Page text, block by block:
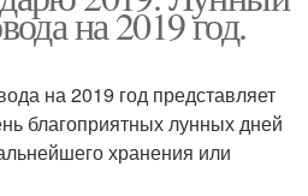
на 2019 год.
на 2019 год представляет
благоприятных лунных дней
хранения или